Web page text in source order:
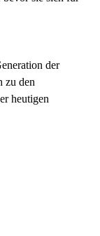
der
zu den
heutigen